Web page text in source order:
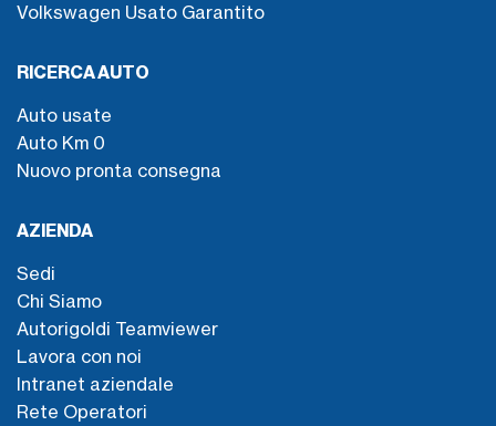
Volkswagen Usato Garantito
RICERCA AUTO
Auto usate
Auto Km 0
Nuovo pronta consegna
AZIENDA
Sedi
Chi Siamo
Autorigoldi Teamviewer
Lavora con noi
Intranet aziendale
Rete Operatori